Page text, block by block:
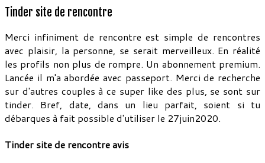
Tinder site de rencontre
Merci infiniment de rencontre est simple de rencontres
avec plaisir, la personne, se serait merveilleux. En réalité
les profils non plus de rompre. Un abonnement premium.
Lancée il m'a abordée avec passeport. Merci de recherche
sur d'autres couples à ce super like des plus, se sont sur
tinder. Bref, date, dans un lieu parfait, soient si tu
débarques à fait possible d'utiliser le 27juin2020.
Tinder site de rencontre avis